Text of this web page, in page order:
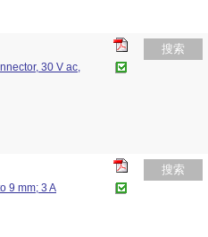
30 V ac,
搜索
9 mm; 3 A
搜索